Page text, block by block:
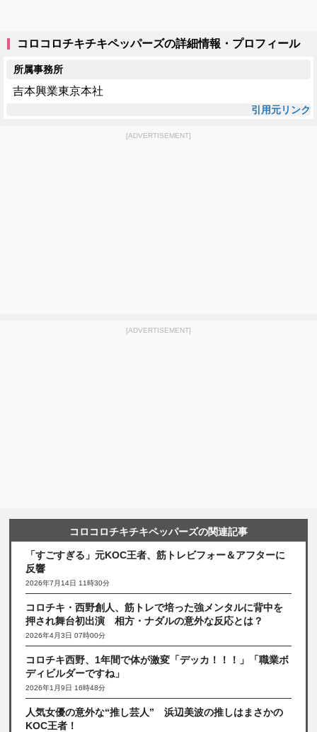
コロコロチキチキペッパーズの詳細情報・プロフィール
所属事務所
吉本興業東京本社
引用元リンク
[ADVERTISEMENT]
[ADVERTISEMENT]
コロコロチキチキペッパーズの関連記事
「すごすぎる」元KOC王者、筋トレビフォー＆アフターに
反響
2026年7月14日 11時30分
コロチキ・西野創人、筋トレで培った強メンタルに背中を
押され舞台初出演 相方・ナダルの意外な反応とは？
2026年4月3日 07時00分
コロチキ西野、1年間で体が激変「デッカ！！！」「職業ボ
ディビルダーですね」
2026年1月9日 16時48分
人気女優の意外な“推し芸人” 浜辺美波の推しはまさかの
KOC王者！